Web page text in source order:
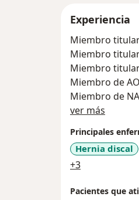
Experiencia
Miembro
Miembro
Miembro
Miembro de
Miembro de
Miembro de
ver más
Principales
Hernia discal
+3
Pacientes que